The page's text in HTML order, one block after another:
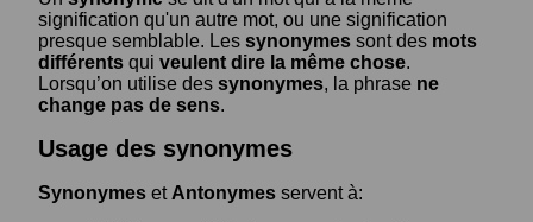
signification qu'un autre mot, ou une signification
presque semblable. Les synonymes sont des mots
différents qui veulent dire la même chose.
Lorsqu’on utilise des synonymes, la phrase ne
change pas de sens.
Usage des synonymes
Synonymes et Antonymes servent à: